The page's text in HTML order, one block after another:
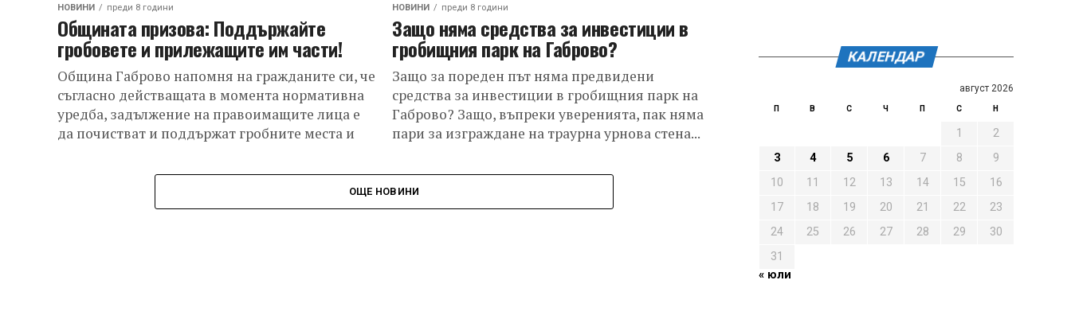
НОВИНИ преди 8 години
Общината призова: Поддържайте
гробовете и прилежащите им части!
Община Габрово напомня на гражданите си, че
съгласно действащата в момента нормативна
уредба, задължение на правоимащите лица е
да почистват и поддържат гробните места и
НОВИНИ преди 8 години
Защо няма средства за инвестиции в
гробищния парк на Габрово?
Защо за пореден път няма предвидени
средства за инвестиции в гробищния парк на
Габрово? Защо, въпреки уверенията, пак няма
пари за изграждане на траурна урнова стена...
ОЩЕ НОВИНИ
КАЛЕНДАР
август 2026
П В С Ч П С Н
1
2
3
4 5 6 7 8
9
10
11 12 13 14 15
16
17
18 19 20 21 22
23
24
25 26 27 28 29
30
31
« юли